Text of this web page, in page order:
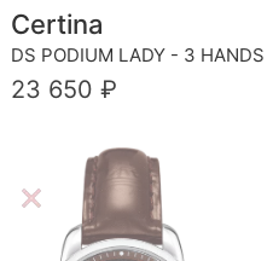
Certina
DS PODIUM LADY - 3 HANDS
23 650 ₽